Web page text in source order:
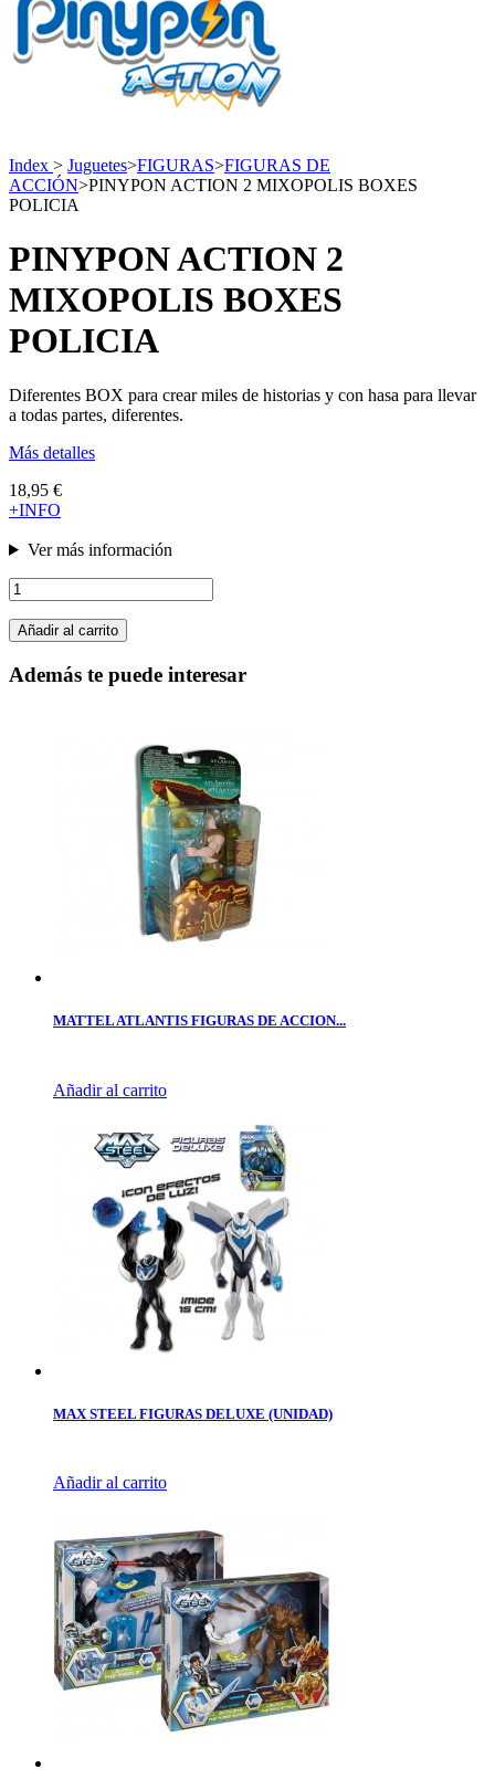
Index > Juguetes>FIGURAS>FIGURAS DE
ACCIÓN>PINYPON ACTION 2 MIXOPOLIS BOXES
POLICIA
PINYPON ACTION 2
MIXOPOLIS BOXES
POLICIA
Diferentes BOX para crear miles de historias y con hasa para llevar
a todas partes, diferentes.
Más detalles
18,95 €
+INFO
Ver más información
Añadir al carrito
Además te puede interesar
MATTEL ATLANTIS FIGURAS DE ACCION...
Añadir al carrito
MAX STEEL FIGURAS DELUXE (UNIDAD)
Añadir al carrito